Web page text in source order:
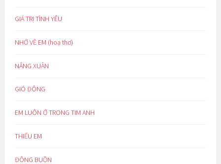
GIÁ TRỊ TÌNH YÊU
NHỚ VỀ EM (hoạ thơ)
NẮNG XUÂN
GIÓ ĐÔNG
EM LUÔN Ở TRONG TIM ANH
THIẾU EM
ĐÔNG BUỒN